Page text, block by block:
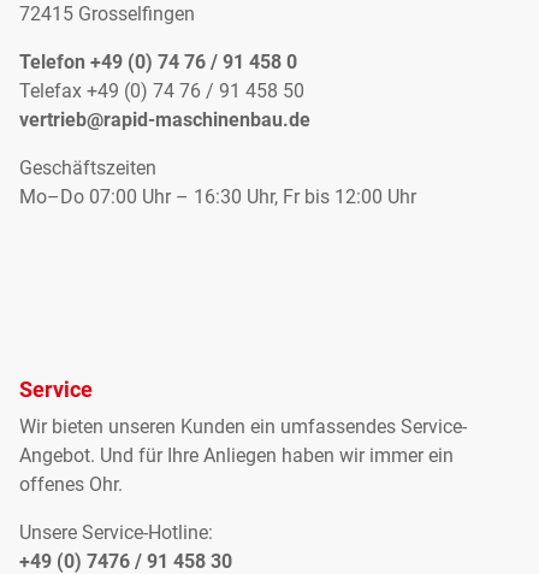
72415 Grosselfingen
Telefon +49 (0) 74 76 / 91 458 0
Telefax +49 (0) 74 76 / 91 458 50
vertrieb@rapid-maschinenbau.de
Geschäftszeiten
Mo–Do 07:00 Uhr – 16:30 Uhr, Fr bis 12:00 Uhr
Service
Wir bieten unseren Kunden ein umfassendes Service-
Angebot. Und für Ihre Anliegen haben wir immer ein
offenes Ohr.
Unsere Service-Hotline:
+49 (0) 7476 / 91 458 30